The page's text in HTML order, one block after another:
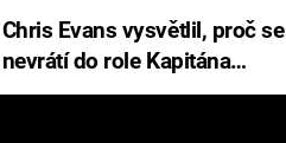
Chris Evans vysvětlil, proč se
nevrátí do role Kapitána
Ameriky